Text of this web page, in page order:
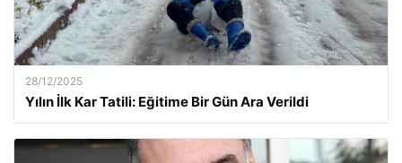
28/12/2025
Yılın İlk Kar Tatili: Eğitime Bir Gün Ara Verildi